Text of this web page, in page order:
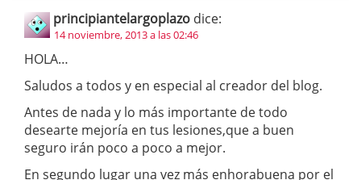
principiantelargoplazo dice:
14 noviembre, 2013 a las 02:46
HOLA…
Saludos a todos y en especial al creador del blog.
Antes de nada y lo más importante de todo
desearte mejoría en tus lesiones,que a buen
seguro irán poco a poco a mejor.
En segundo lugar una vez más enhorabuena por el